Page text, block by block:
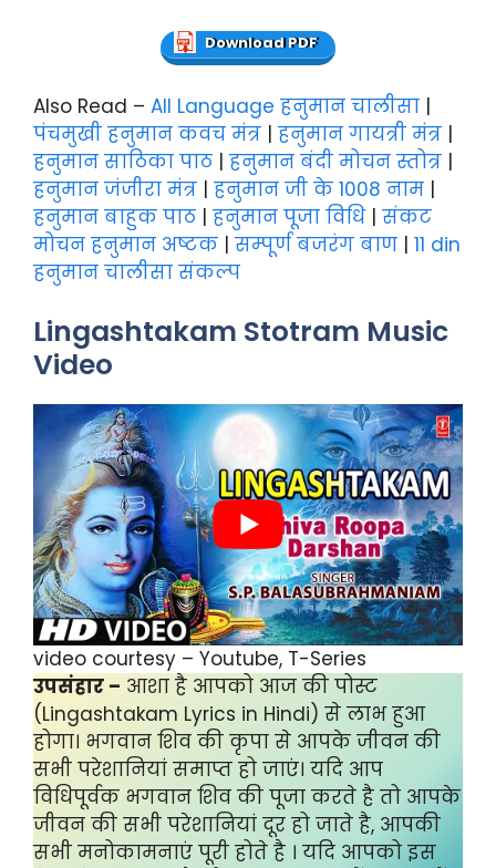
Download PDF
Also Read – All Language हनुमान चालीसा |
पंचमुखी हनुमान कवच मंत्र | हनुमान गायत्री मंत्र |
हनुमान साठिका पाठ | हनुमान बंदी मोचन स्तोत्र |
हनुमान जंजीरा मंत्र | हनुमान जी के 1008 नाम |
हनुमान बाहुक पाठ | हनुमान पूजा विधि| संकट
मोचन हनुमान अष्टक | सम्पूर्ण बजरंग बाण | 11 din
हनुमान चालीसा संकल्प
Lingashtakam Stotram Music
Video
video courtesy – Youtube, T-Series
उपसंहार – आशा है आपको आज की पोस्ट
(Lingashtakam Lyrics in Hindi) से लाभ हुआ
होगा। भगवान शिव की कृपा से आपके जीवन की
सभी परेशानियां समाप्त हो जाएं। यदि आप
विधिपूर्वक भगवान शिव की पूजा करते है तो आपके
जीवन की सभी परेशानियां दूर हो जाते है, आपकी
सभी मनोकामनाएं पूरी होते है । यदि आपको इस